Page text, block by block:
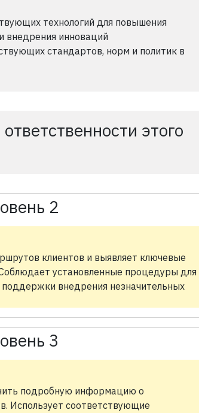
технологий для повышения
внедрения инноваций
стандартов, норм и политик в
этого
2
клиентов и выявляет ключевые
установленные процедуры для
внедрения незначительных
3
подробную информацию о
Использует соответствующие